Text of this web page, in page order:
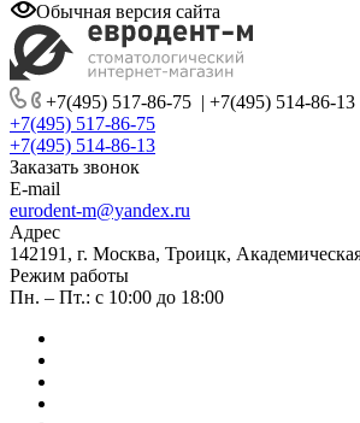
Обычная версия сайта
+7(495) 517-86-75 | +7(495) 514-86-13
+7(495) 517-86-75
+7(495) 514-86-13
Заказать звонок
E-mail
eurodent-m@yandex.ru
Адрес
142191, г. Москва, Троицк,
Режим работы
Пн. – Пт.: с 10:00 до 18:00